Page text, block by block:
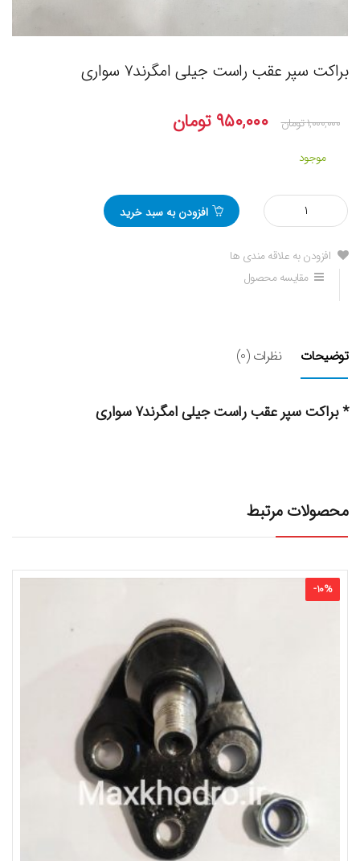
براکت سپر عقب راست جیلی امگرند۷ سواری
۱,۰۰۰,۰۰۰تومان ۹۵۰,۰۰۰ تومان
موجود
مقدار
براکت
عقب
راست
افزودن به سبد خرید
افزودن به علاقه مندی ها
مقایسه محصول
توضیحات نظرات (0)
* براکت سپر عقب راست جیلی امگرند۷ سواری
محصولات مرتبط
-10%